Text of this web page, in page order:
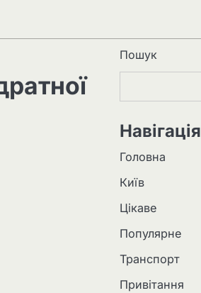
Пошук
Навігація
Головна
Київ
Цікаве
Популярне
Транспорт
Привітання